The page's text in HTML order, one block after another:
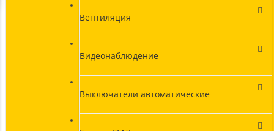
Вентиляция
Видеонаблюдение
Выключатели автоматические